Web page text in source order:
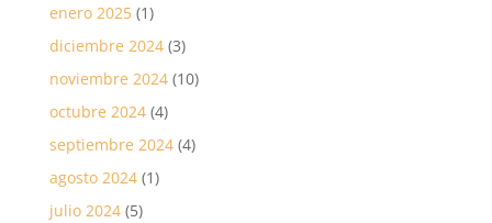
enero 2025(1)
diciembre 2024(3)
noviembre 2024(10)
octubre 2024(4)
septiembre 2024(4)
agosto 2024(1)
julio 2024(5)